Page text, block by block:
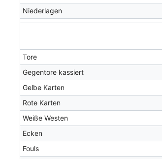
Niederlagen
Tore
Gegentore kassiert
Gelbe Karten
Rote Karten
Weiße Westen
Ecken
Fouls